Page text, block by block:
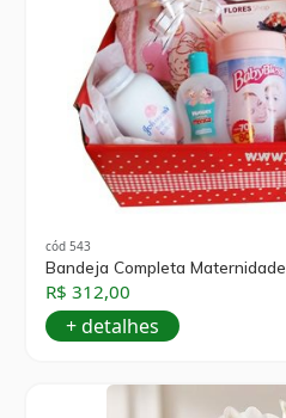
cód 543
Bandeja Completa Maternidade
R$ 312,00
+ detalhes